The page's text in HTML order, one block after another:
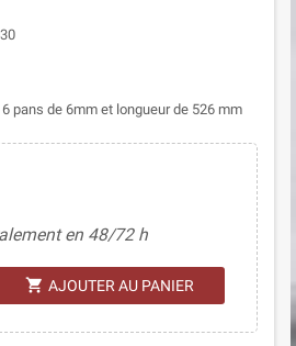
pans de 6mm et longueur de 526 mm
en 48/72 h
shopping_cart AJOUTER AU PANIER